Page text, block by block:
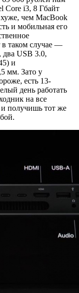
Core i3, 8 Гбайт
чем MacBook
и мобильная его
таком случае —
USB 3.0,
и
мм. Зато у
есть 13-
день работать
на все
получишь тот же